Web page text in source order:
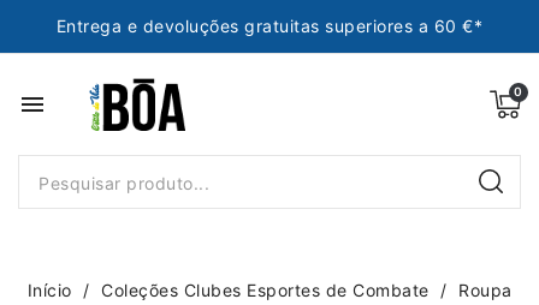
Entrega e devoluções gratuitas superiores a 60 €*
menu
Início Coleções Clubes Esportes de Combate
Roupa